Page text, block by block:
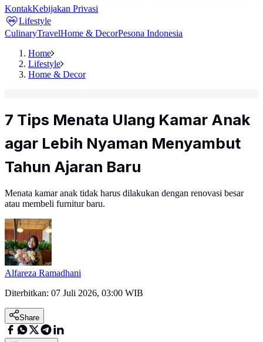
KontakKebijakan Privasi
Lifestyle
CulinaryTravelHome & DecorPesona Indonesia
Home
Lifestyle
Home & Decor
7 Tips Menata Ulang Kamar Anak
agar Lebih Nyaman Menyambut
Tahun Ajaran Baru
Menata kamar anak tidak harus dilakukan dengan renovasi besar
atau membeli furnitur baru.
Alfareza Ramadhani
Diterbitkan: 07 Juli 2026, 03:00 WIB
Share